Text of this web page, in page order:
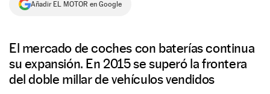
SÍGUENOS
Añadir EL MOTOR en Google
El mercado de coches con baterías continua
su expansión. En 2015 se superó la frontera
del doble millar de vehículos vendidos